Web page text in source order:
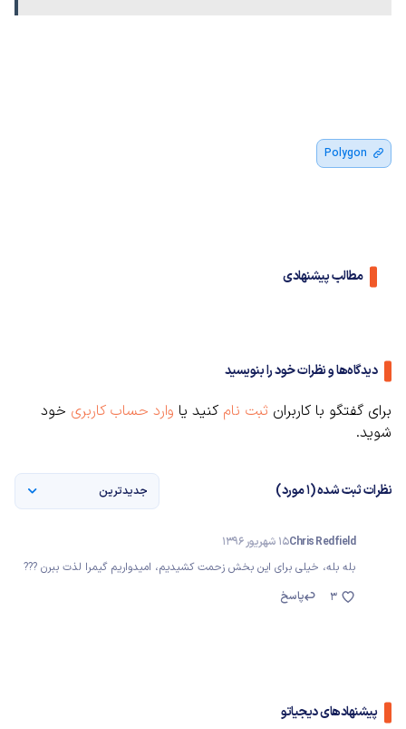
Polygon
مطالب پیشنهادی
دیدگاه‌ها و نظرات خود را بنویسید
برای گفتگو با کاربران ثبت نام کنید یا وارد حساب کاربری خود
شوید.
نظرات ثبت شده (1 مورد) جدیدترین
Chris Redfield15 شهریور 1396
بله بله، خیلی برای این بخش زحمت کشیدیم، امیدواریم گیمرا لذت ببرن ???
پاسخ
3
پیشنهادهای دیجیاتو